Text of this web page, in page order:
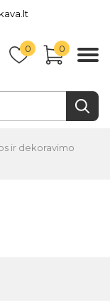
0 0
ir dekoravimo